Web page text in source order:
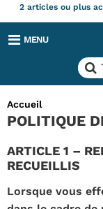
2 articles ou plus
MENU
Accueil
POLITIQUE
ARTICLE 1 –
RECUEILLIS
Lorsque vous